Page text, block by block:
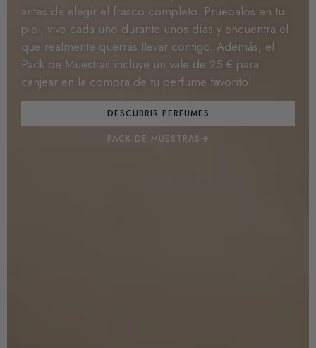
antes de elegir el frasco completo. Pruébalos en tu
piel, vive cada uno durante unos días y encuentra el
que realmente querrás llevar contigo. Además, el
Pack de Muestras incluye un vale de 25 € para
canjear en la compra de tu perfume favorito!
DESCUBRIR PERFUMES
PACK DE MUESTRAS